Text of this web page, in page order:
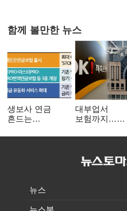
함께 볼만한 뉴스
생보사 연금
흔드는
장수리스크'
대부업서
보험까지…
종합금융그룹
뉴스